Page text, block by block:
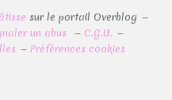
sur le portail Overblog
un abus
C.G.U.
Préférences cookies